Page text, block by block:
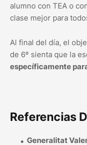
alumno con TEA o
clase mejor para
Al final del día, el
de 6º sienta que la
específicamente
Referencias
Generalitat